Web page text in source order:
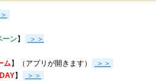
ーン】 ＞＞
ム】（アプリが開きます）
＞＞
】
＞＞